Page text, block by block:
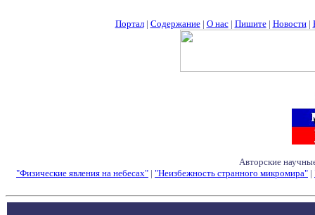
Портал| Содержание| О нас| Пишите| Новости|
Авторские
"Физические явления на небесах" | "Неизбежность странного микромира" |